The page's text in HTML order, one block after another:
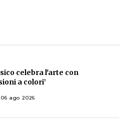
celebra l'arte con
a colori’
06 ago 2026